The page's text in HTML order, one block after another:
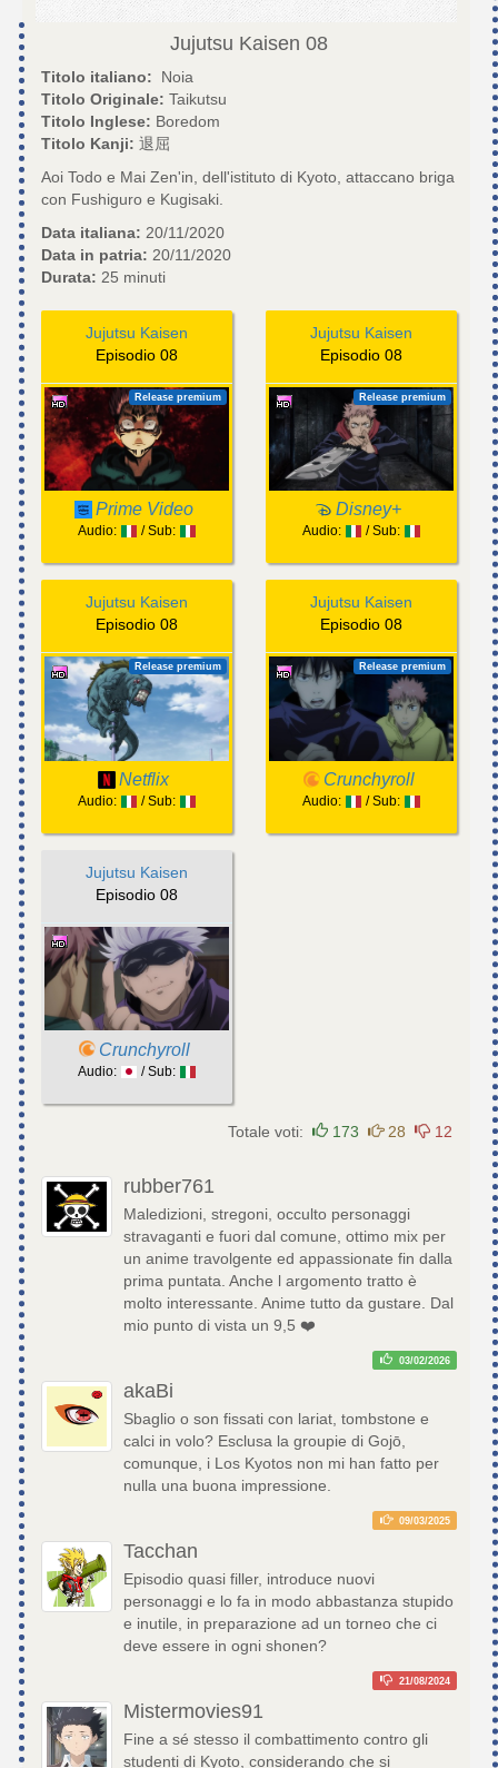
Jujutsu Kaisen 08
Titolo italiano:
Noia
Titolo Originale: Taikutsu
Titolo Inglese: Boredom
Titolo Kanji: 退屈
Aoi Todo e Mai Zen'in, dell'istituto di Kyoto, attaccano briga
con Fushiguro e Kugisaki.
Data italiana: 20/11/2020
Data in patria: 20/11/2020
Durata: 25 minuti
Jujutsu Kaisen
Episodio 08
Release premium
Prime Video
Audio: / Sub:
Jujutsu Kaisen
Episodio 08
Release premium
Disney+
Audio: / Sub:
Jujutsu Kaisen
Episodio 08
Release premium
Netflix
Audio: / Sub:
Jujutsu Kaisen
Episodio 08
Release premium
Crunchyroll
Audio: / Sub:
Jujutsu Kaisen
Episodio 08
Crunchyroll
Audio: / Sub:
Totale voti: 173 28 12
rubber761
Maledizioni, stregoni, occulto personaggi
stravaganti e fuori dal comune, ottimo mix per
un anime travolgente ed appassionate fin dalla
prima puntata. Anche l argomento tratto è
molto interessante. Anime tutto da gustare. Dal
mio punto di vista un 9,5 ❤️
03/02/2026
akaBi
Sbaglio o son fissati con lariat, tombstone e
calci in volo? Esclusa la groupie di Gojō,
comunque, i Los Kyotos non mi han fatto per
nulla una buona impressione.
09/03/2025
Tacchan
Episodio quasi filler, introduce nuovi
personaggi e lo fa in modo abbastanza stupido
e inutile, in preparazione ad un torneo che ci
deve essere in ogni shonen?
21/08/2024
Mistermovies91
Fine a sé stesso il combattimento contro gli
studenti di Kyoto, considerando che si